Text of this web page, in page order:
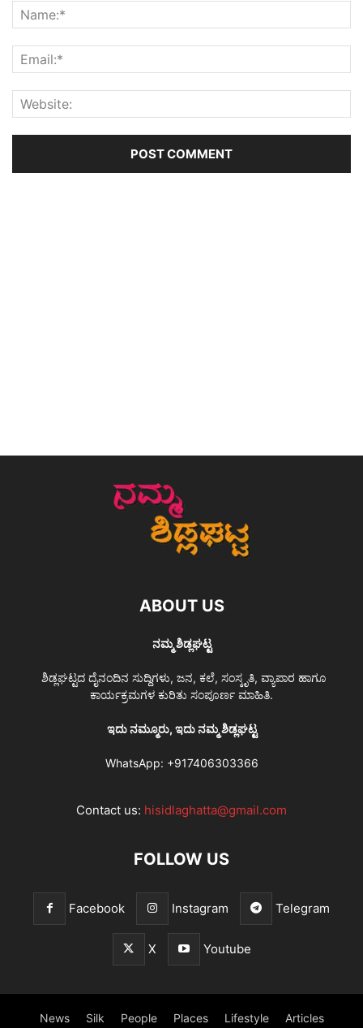
ABOUT US
ನಮ್ಮ ಶಿಡ್ಲಘಟ್ಟ
ಶಿಡ್ಲಘಟ್ಟದ ದೈನಂದಿನ ಸುದ್ದಿಗಳು, ಜನ, ಕಲೆ, ಸಂಸ್ಕೃತಿ, ವ್ಯಾಪಾರ ಹಾಗೂ
ಕಾರ್ಯಕ್ರಮಗಳ ಕುರಿತು ಸಂಪೂರ್ಣ ಮಾಹಿತಿ.
ಇದು ನಮ್ಮೂರು, ಇದು ನಮ್ಮ ಶಿಡ್ಲಘಟ್ಟ
WhatsApp: +917406303366
Contact us: hisidlaghatta@gmail.com
FOLLOW US
Facebook Instagram Telegram
X Youtube
News Silk People Places Lifestyle Articles